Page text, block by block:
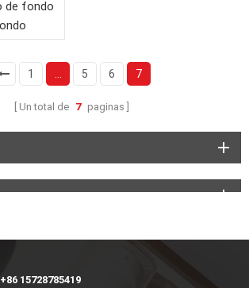
de fondo
20 ml
1 5 6 7
Un total de 7 paginas
+86 15728785419